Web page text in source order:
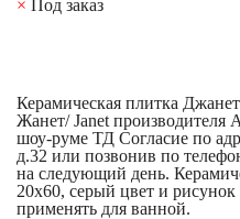
× Под заказ
Керамическая плитка
Жанет/ Janet производителя
шоу-руме ТД Согласие по
д.32 или позвонив по
на следующий день.
20x60, серый цвет и рисунок
применять для ванной.